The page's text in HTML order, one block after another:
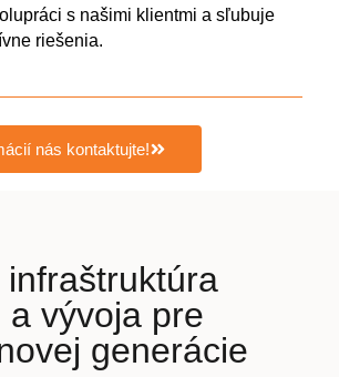
s našimi klientmi a sľubuje
riešenia.
nás kontaktujte!
a vývoja pre
generácie